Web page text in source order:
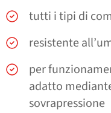
tutti i tipi di
resistente
per
adatto
sovrapressione